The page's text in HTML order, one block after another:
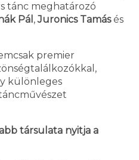
tánc meghatározó
Pál , Juronics Tamásés
premier
különleges
társulata nyitja a